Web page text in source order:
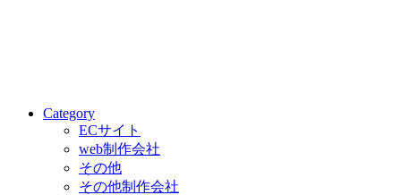
Category
ECサイト
web制作会社
その他
その他制作会社